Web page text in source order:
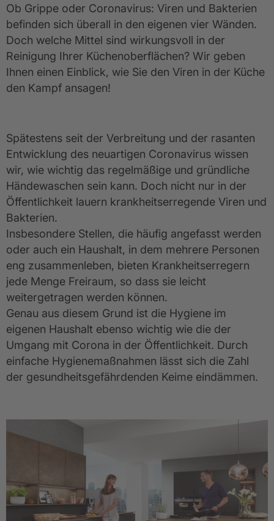
Ob Grippe oder Coronavirus: Viren und Bakterien
befinden sich überall in den eigenen vier Wänden.
Doch welche Mittel sind wirkungsvoll in der
Reinigung Ihrer Küchenoberflächen? Wir geben
Ihnen einen Einblick, wie Sie den Viren in der Küche
den Kampf ansagen!
Spätestens seit der Verbreitung und der rasanten
Entwicklung des neuartigen Coronavirus wissen
wir, wie wichtig das regelmäßige und gründliche
Händewaschen sein kann. Doch nicht nur in der
Öffentlichkeit lauern krankheitserregende Viren und
Bakterien.
Insbesondere Stellen, die häufig angefasst werden
oder auch ein Haushalt, in dem mehrere Personen
eng zusammenleben, bieten Krankheitserregern
jede Menge Freiraum, so dass sie leicht
weitergetragen werden können.
Genau aus diesem Grund ist die Hygiene im
eigenen Haushalt ebenso wichtig wie die der
Umgang mit Corona in der Öffentlichkeit. Durch
einfache Hygienemaßnahmen lässt sich die Zahl
der gesundheitsgefährdenden Keime eindämmen.